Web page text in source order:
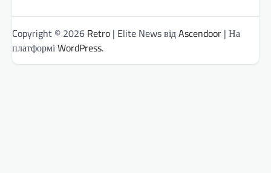
Copyright © 2026 Retro | Elite News відAscendoor | На
платформіWordPress.